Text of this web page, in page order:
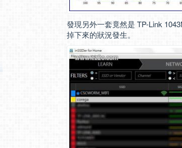
發現另外一套竟然是 TP-Link
掉下來的狀況發生。